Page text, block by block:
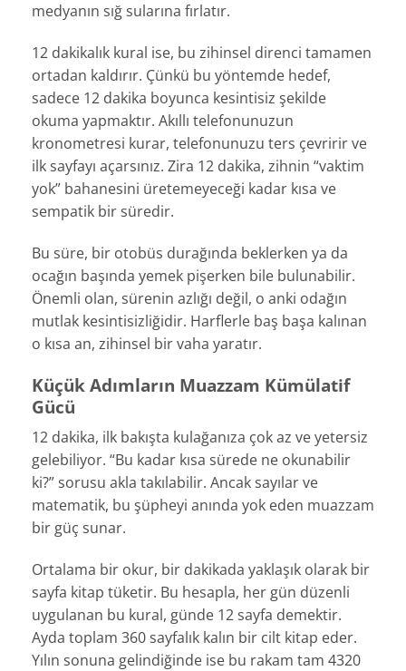
medyanın sığ sularına fırlatır.
12 dakikalık kural ise, bu zihinsel direnci tamamen
ortadan kaldırır. Çünkü bu yöntemde hedef,
sadece 12 dakika boyunca kesintisiz şekilde
okuma yapmaktır. Akıllı telefonunuzun
kronometresi kurar, telefonunuzu ters çevririr ve
ilk sayfayı açarsınız. Zira 12 dakika, zihnin “vaktim
yok” bahanesini üretemeyeceği kadar kısa ve
sempatik bir süredir.
Bu süre, bir otobüs durağında beklerken ya da
ocağın başında yemek pişerken bile bulunabilir.
Önemli olan, sürenin azlığı değil, o anki odağın
mutlak kesintisizliğidir. Harflerle baş başa kalınan
o kısa an, zihinsel bir vaha yaratır.
Küçük Adımların Muazzam Kümülatif
Gücü
12 dakika, ilk bakışta kulağanıza çok az ve yetersiz
gelebiliyor. “Bu kadar kısa sürede ne okunabilir
ki?” sorusu akla takılabilir. Ancak sayılar ve
matematik, bu şüpheyi anında yok eden muazzam
bir güç sunar.
Ortalama bir okur, bir dakikada yaklaşık olarak bir
sayfa kitap tüketir. Bu hesapla, her gün düzenli
uygulanan bu kural, günde 12 sayfa demektir.
Ayda toplam 360 sayfalık kalın bir cilt kitap eder.
Yılın sonuna gelindiğinde ise bu rakam tam 4320